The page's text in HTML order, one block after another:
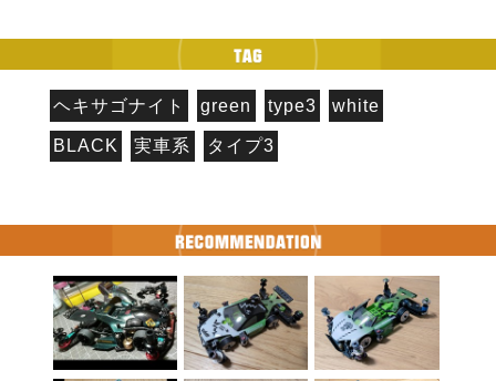
ヘキサゴナイト green type3 white
BLACK 実車系 タイプ3